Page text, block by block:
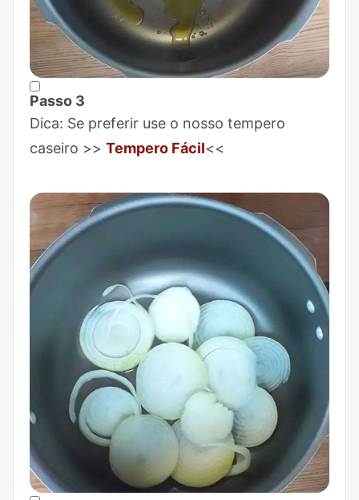
Passo 3
Marcar Passo 3 como concluído
Dica: Se preferir use o nosso tempero
caseiro >> Tempero Fácil<<